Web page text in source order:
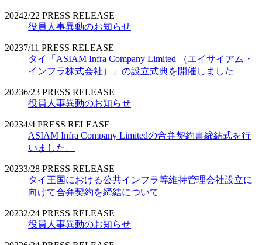
20242/22 PRESS RELEASE
役員人事異動のお知らせ
20237/11 PRESS RELEASE
タイ「ASIAM Infra Company Limited （エイサイアム・
インフラ株式会社）」の設立式典を開催しました
20236/23 PRESS RELEASE
役員人事異動のお知らせ
20234/4 PRESS RELEASE
ASIAM Infra Company Limitedの合弁契約書締結式を行
いました。
20233/28 PRESS RELEASE
タイ王国における公共インフラ等維持管理会社設立に
向けて合弁契約を締結について
20232/24 PRESS RELEASE
役員人事異動のお知らせ